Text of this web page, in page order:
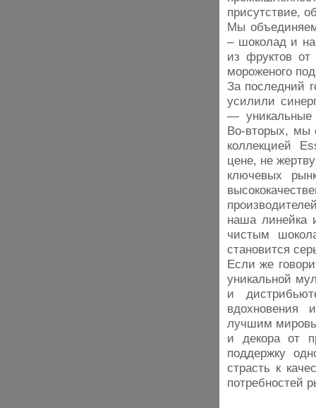
присутствие,
Мы
– шоколад и
из фруктов
мороженого
За последний
усилили
— уникальные
Во-вторых, мы
коллекцией
цене, не
ключевых
наша линейка
чистым
становится
Если же
уникальной
и
вдохновения
лучшим
и декора от
поддержку
страсть к
потребностей